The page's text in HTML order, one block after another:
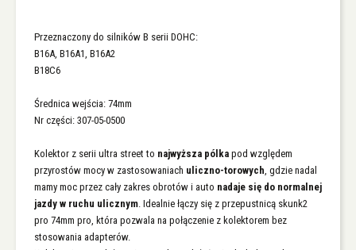
Przeznaczony do silników B serii DOHC:
B16A, B16A1, B16A2
B18C6
Średnica wejścia: 74mm
Nr części: 307-05-0500
Kolektor z serii ultra street to najwyższa pólka pod względem
przyrostów mocy w zastosowaniach uliczno-torowych , gdzie nadal
mamy moc przez cały zakres obrotów i auto nadaje się do normalnej
jazdy w ruchu ulicznym . Idealnie łączy się z przepustnicą skunk2
pro 74mm pro, która pozwala na połączenie z kolektorem bez
stosowania adapterów.